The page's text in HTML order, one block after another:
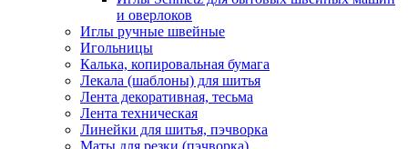
и оверлоков
Иглы ручные швейные
Игольницы
Калька, копировальная бумага
Лекала (шаблоны) для шитья
Лента декоративная, тесьма
Лента техническая
Линейки для шитья, пэчворка
Маты для резки (пэчворка)